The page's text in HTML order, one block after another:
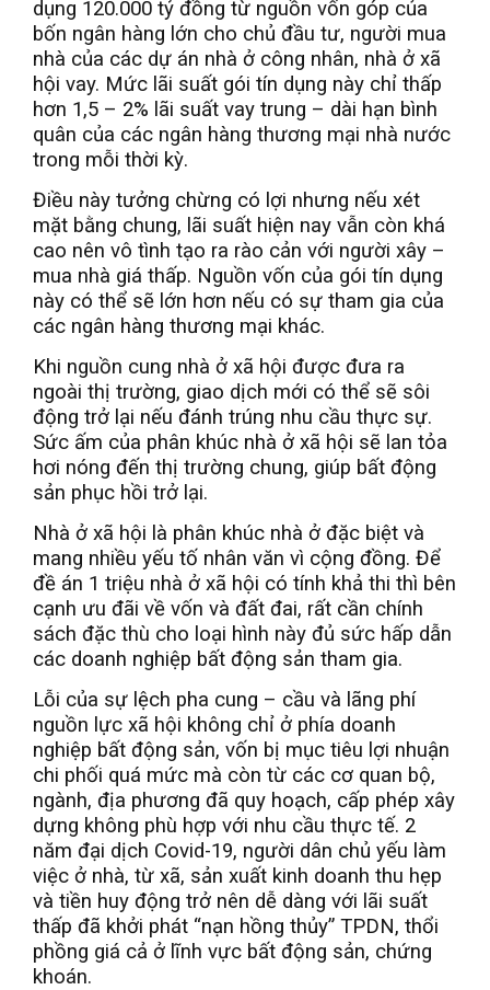
dụng 120.000 tỷ đồng từ nguồn vốn góp của
bốn ngân hàng lớn cho chủ đầu tư, người mua
nhà của các dự án nhà ở công nhân, nhà ở xã
hội vay. Mức lãi suất gói tín dụng này chỉ thấp
hơn 1,5 – 2% lãi suất vay trung – dài hạn bình
quân của các ngân hàng thương mại nhà nước
trong mỗi thời kỳ.
Điều này tưởng chừng có lợi nhưng nếu xét
mặt bằng chung, lãi suất hiện nay vẫn còn khá
cao nên vô tình tạo ra rào cản với người xây –
mua nhà giá thấp. Nguồn vốn của gói tín dụng
này có thể sẽ lớn hơn nếu có sự tham gia của
các ngân hàng thương mại khác.
Khi nguồn cung nhà ở xã hội được đưa ra
ngoài thị trường, giao dịch mới có thể sẽ sôi
động trở lại nếu đánh trúng nhu cầu thực sự.
Sức ấm của phân khúc nhà ở xã hội sẽ lan tỏa
hơi nóng đến thị trường chung, giúp bất động
sản phục hồi trở lại.
Nhà ở xã hội là phân khúc nhà ở đặc biệt và
mang nhiều yếu tố nhân văn vì cộng đồng. Để
đề án 1 triệu nhà ở xã hội có tính khả thi thì bên
cạnh ưu đãi về vốn và đất đai, rất cần chính
sách đặc thù cho loại hình này đủ sức hấp dẫn
các doanh nghiệp bất động sản tham gia.
Lỗi của sự lệch pha cung – cầu và lãng phí
nguồn lực xã hội không chỉ ở phía doanh
nghiệp bất động sản, vốn bị mục tiêu lợi nhuận
chi phối quá mức mà còn từ các cơ quan bộ,
ngành, địa phương đã quy hoạch, cấp phép xây
dựng không phù hợp với nhu cầu thực tế. 2
năm đại dịch Covid-19, người dân chủ yếu làm
việc ở nhà, từ xã, sản xuất kinh doanh thu hẹp
và tiền huy động trở nên dễ dàng với lãi suất
thấp đã khởi phát “nạn hồng thủy” TPDN, thổi
phồng giá cả ở lĩnh vực bất động sản, chứng
khoán.